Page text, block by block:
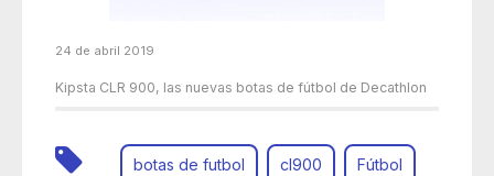
24 de abril 2019
Kipsta CLR 900, las nuevas botas de fútbol de Decathlon
botas de futbol cl900 Fútbol